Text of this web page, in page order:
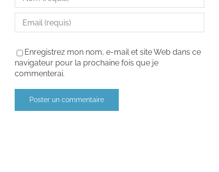
Enregistrez mon nom, e-mail et site Web dans ce
navigateur pour la prochaine fois que je
commenterai.